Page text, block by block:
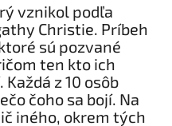
vznikol podľa
Christie. Príbeh
sú pozvané
ten kto ich
z 10 osôb
čoho sa bojí. Na
iného, okrem tých